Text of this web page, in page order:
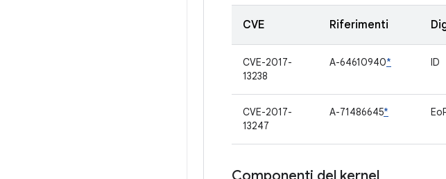
CVE Riferimenti
CVE-2017-
13238
A-64610940* ID
CVE-2017-
13247
A-71486645*